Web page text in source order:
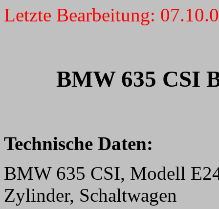
Letzte Bearbeitung:
BMW 635 CSI
Technische Daten:
BMW 635 CSI, Modell
Zylinder, Schaltwagen